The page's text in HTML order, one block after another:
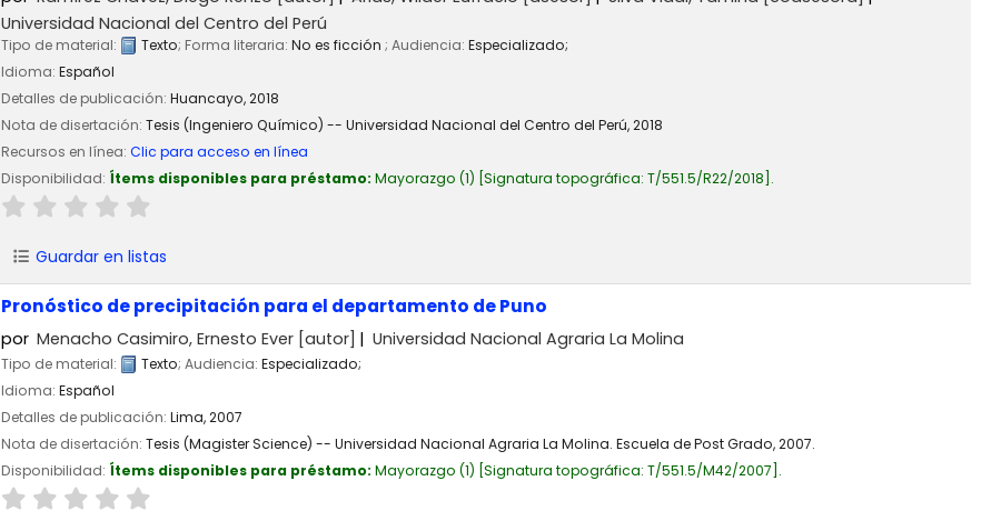
Universidad Nacional del Centro del Perú
Tipo de material: Texto; Forma literaria: No es ficción ; Audiencia: Especializado;
Idioma: Español
Detalles de publicación: Huancayo,2018
Nota de disertación: Tesis (Ingeniero Químico) -- Universidad Nacional del Centro del Perú, 2018
Recursos en línea: Clic para acceso en línea
Disponibilidad: Ítems disponibles para préstamo: Mayorazgo (1) Signatura topográfica: T/551.5/R22/2018 .
Guardar en listas
Pronóstico de precipitación para el departamento de Puno
por Menacho Casimiro, Ernesto Ever [autor] Universidad Nacional Agraria La Molina
Tipo de material: Texto; Audiencia: Especializado;
Idioma: Español
Detalles de publicación: Lima,2007
Nota de disertación: Tesis (Magister Science) -- Universidad Nacional Agraria La Molina. Escuela de Post Grado, 2007.
Disponibilidad: Ítems disponibles para préstamo: Mayorazgo (1) Signatura topográfica: T/551.5/M42/2007 .